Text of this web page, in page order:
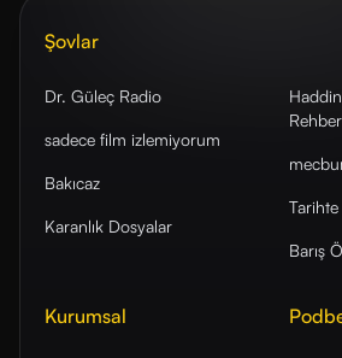
Şovlar
Dr. Güleç Radio
sadece film izlemiyorum
Bakıcaz
Karanlık Dosyalar
Barış
Kurumsal